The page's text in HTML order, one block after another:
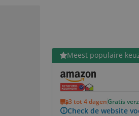
Er
Meest populaire
3 tot 4 dagenGratis
Check de website
Bekijk product